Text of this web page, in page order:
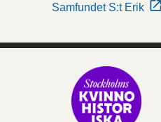
Samfundet S:t Erik